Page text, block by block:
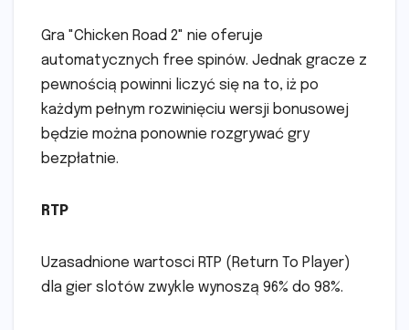
Gra "Chicken Road 2" nie oferuje
automatycznych free spinów. Jednak gracze z
pewnością powinni liczyć się na to, iż po
każdym pełnym rozwinięciu wersji bonusowej
będzie można ponownie rozgrywać gry
bezpłatnie.
RTP
Uzasadnione wartosci RTP (Return To Player)
dla gier slotów zwykle wynoszą 96% do 98%.